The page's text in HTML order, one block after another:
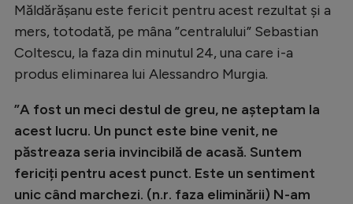
Tenis
Handbal
Natație
Formula 1
Gimnastică
Auto
Măldărășanu este fericit pentru acest rezultat și a
mers, totodată, pe mâna ”centralului” Sebastian
Coltescu, la faza din minutul 24, una care i-a
produs eliminarea lui Alessandro Murgia.
”A fost un meci destul de greu, ne așteptam la
acest lucru. Un punct este bine venit, ne
păstreaza seria invincibilă de acasă. Suntem
fericiți pentru acest punct. Este un sentiment
unic când marchezi. (n.r. faza eliminării) N-am